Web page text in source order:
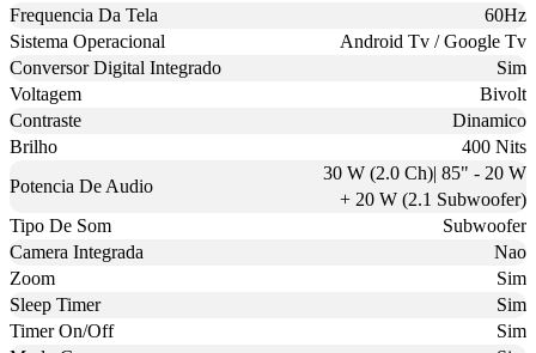
Frequencia Da Tela
60Hz
Sistema Operacional
Android Tv / Google Tv
Conversor Digital Integrado
Sim
Voltagem
Bivolt
Contraste
Dinamico
Brilho
400 Nits
Potencia De Audio
30 W (2.0 Ch)| 85" - 20 W
+ 20 W (2.1 Subwoofer)
Tipo De Som
Subwoofer
Camera Integrada
Nao
Zoom
Sim
Sleep Timer
Sim
Timer On/Off
Sim